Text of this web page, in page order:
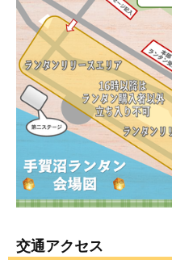
交通アクセス